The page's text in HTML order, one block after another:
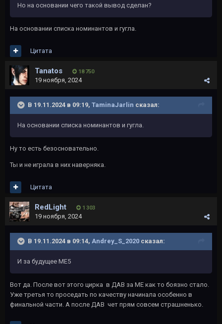
Но на основании чего такой вывод сделан?
На основании списка номинантов и гугла.
Цитата
Tanatos 18 750
19 ноября, 2024
В 19.11.2024 в 09:19, TaminaJarlin сказал:
На основании списка номинантов и гугла.
Ну то есть безосновательно.
Ты и не играла в них наверняка.
Цитата
RedLight 1 303
19 ноября, 2024
В 19.11.2024 в 09:14, Andrey_S_2020 сказал:
И за будущее МЕ5
Вот да. После вот этого цирка в ДАВ за МЕ как то боязно стало.
Уже третья то проседать по качеству начинала особенно в
финальной части. А после ДАВ чет прям совсем страшненько.